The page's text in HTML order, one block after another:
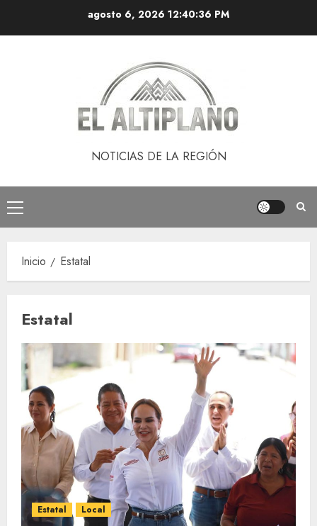
agosto 6, 202612:40:37 PM
NOTICIAS DE LA REGIÓN
Menú
principal
Inicio Estatal
Estatal
Estatal Local